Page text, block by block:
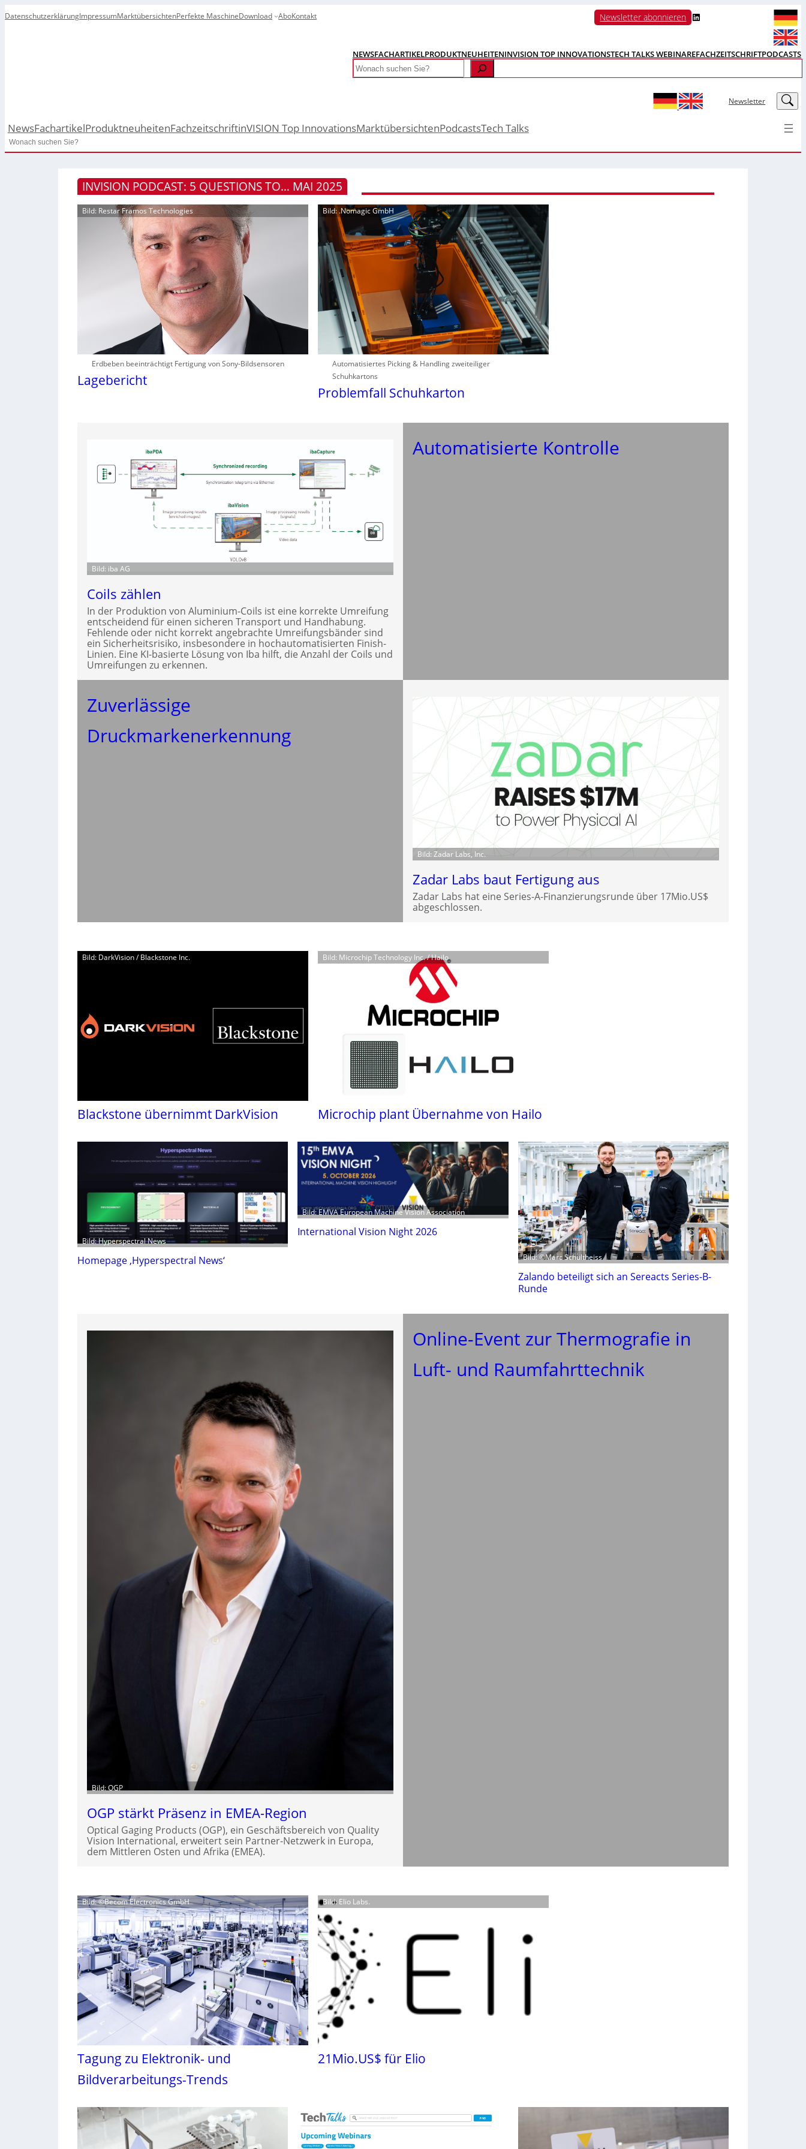
DatenschutzerklärungImpressumMarktübersichtenPerfekte MaschineDownload AboKontakt Newsletter abonnieren LinkedIn
NEWSFACHARTIKELPRODUKTNEUHEITENINVISION TOP INNOVATIONSTECH TALKS WEBINAREFACHZEITSCHRIFTPODCASTS
Search
Newsletter LinkedIn
NewsFachartikelProduktneuheitenFachzeitschriftinVISION Top InnovationsMarktübersichtenPodcastsTech Talks
Search
INVISION PODCAST: 5 QUESTIONS TO… MAI 2025
Bild: Restar Framos Technologies
Erdbeben beeinträchtigt Fertigung von Sony-Bildsensoren
Lagebericht
Bild: .Nomagic GmbH
Automatisiertes Picking & Handling zweiteiliger
Schuhkartons
Problemfall Schuhkarton
Bild: iba AG
Coils zählen
In der Produktion von Aluminium-Coils ist eine korrekte Umreifung
entscheidend für einen sicheren Transport und Handhabung.
Fehlende oder nicht korrekt angebrachte Umreifungsbänder sind
ein Sicherheitsrisiko, insbesondere in hochautomatisierten Finish-
Linien. Eine KI-basierte Lösung von Iba hilft, die Anzahl der Coils und
Umreifungen zu erkennen.
Automatisierte Kontrolle
Zuverlässige
Druckmarkenerkennung
Bild: Zadar Labs, Inc.
Zadar Labs baut Fertigung aus
Zadar Labs hat eine Series-A-Finanzierungsrunde über 17Mio.US$
abgeschlossen.
Bild: DarkVision / Blackstone Inc.
Blackstone übernimmt DarkVision
Bild: Microchip Technology Inc. / Hailo
Microchip plant Übernahme von Hailo
Bild: Hyperspectral News
Homepage ‚Hyperspectral News‘
Bild: EMVA European Machine Vision Association
International Vision Night 2026
Bild: ©Marc Schultheiss
Zalando beteiligt sich an Sereacts Series-B-
Runde
Bild: OGP
OGP stärkt Präsenz in EMEA-Region
Optical Gaging Products (OGP), ein Geschäftsbereich von Quality
Vision International, erweitert sein Partner-Netzwerk in Europa,
dem Mittleren Osten und Afrika (EMEA).
Online-Event zur Thermografie in
Luft- und Raumfahrttechnik
Bild: ©Becom Electronics GmbH
Tagung zu Elektronik- und
Bildverarbeitungs-Trends
Bild: Elio Labs.
21Mio.US$ für Elio